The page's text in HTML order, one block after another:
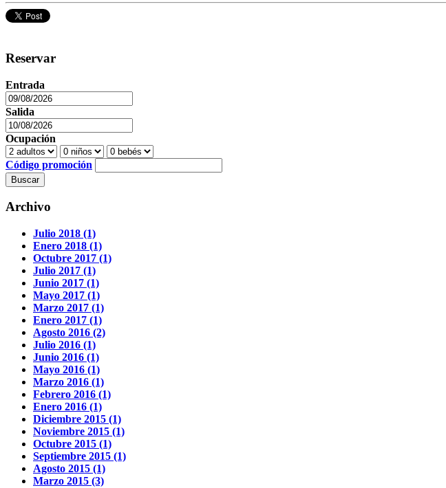
Reservar
Entrada
Salida
Ocupación
Código promoción
Buscar
Archivo
Julio 2018 (1)
Enero 2018 (1)
Octubre 2017 (1)
Julio 2017 (1)
Junio 2017 (1)
Mayo 2017 (1)
Marzo 2017 (1)
Enero 2017 (1)
Agosto 2016 (2)
Julio 2016 (1)
Junio 2016 (1)
Mayo 2016 (1)
Marzo 2016 (1)
Febrero 2016 (1)
Enero 2016 (1)
Diciembre 2015 (1)
Noviembre 2015 (1)
Octubre 2015 (1)
Septiembre 2015 (1)
Agosto 2015 (1)
Marzo 2015 (3)